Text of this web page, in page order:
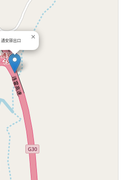
通安驿出口 ×